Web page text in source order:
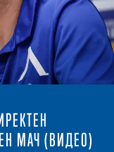
МАЧ (ВИДЕО)